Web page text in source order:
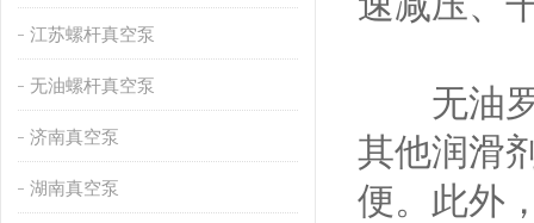
江苏螺杆真空泵
无油螺杆真空泵
济南真空泵
湖南真空泵
无油罗
其他润滑
便。此外